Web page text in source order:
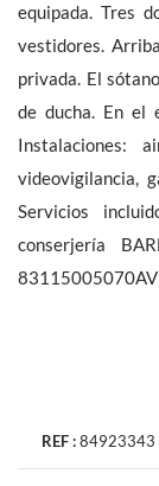
equipada. Tres
vestidores.
privada. El
de ducha. En el
Instalaciones:
videovigilancia,
Servicios
conserjería
REF :84923343
La información
solicitud.
Protección de
vinculo. En todo